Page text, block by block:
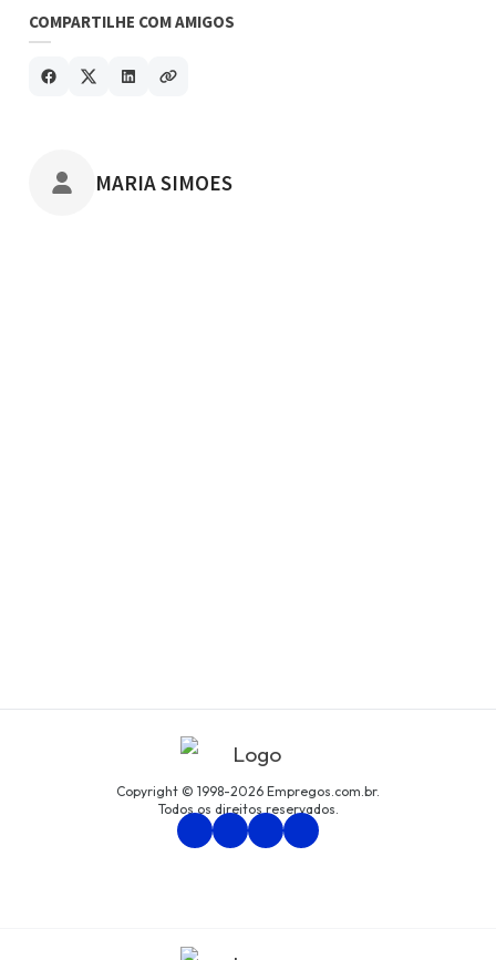
COMPARTILHE COM AMIGOS
POSTADO POR
MARIA SIMOES
Copyright © 1998-2026 Empregos.com.br.
Todos os direitos reservados.